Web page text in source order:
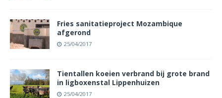
Fries sanitatieproject Mozambique
afgerond
25/04/2017
Tientallen koeien verbrand bij grote brand
in ligboxenstal Lippenhuizen
25/04/2017